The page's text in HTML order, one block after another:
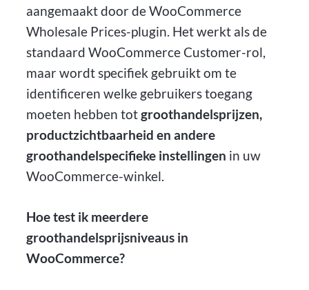
aangemaakt door de WooCommerce
Wholesale Prices-plugin. Het werkt als de
standaard WooCommerce Customer-rol,
maar wordt specifiek gebruikt om te
identificeren welke gebruikers toegang
moeten hebben totgroothandelsprijzen,
productzichtbaarheid en andere
groothandelspecifieke instellingen in uw
WooCommerce-winkel.
Hoe test ik meerdere
groothandelsprijsniveaus in
WooCommerce?